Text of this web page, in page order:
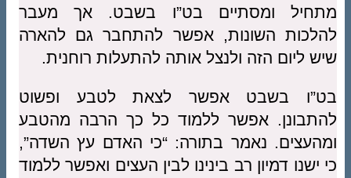
מתחיל ומסתיים בט”ו בשבט. אך מעבר
להלכות השונות, אפשר להתחבר גם להארה
שיש ליום הזה ולנצל אותה להתעלות רוחנית.
בט”ו בשבט אפשר לצאת לטבע ופשוט
להתבונן. אפשר ללמוד כל כך הרבה מהטבע
ומהעצים. נאמר בתורה: “כי האדם עץ השדה”,
כי ישנו דמיון רב בינינו לבין העצים ואפשר ללמוד